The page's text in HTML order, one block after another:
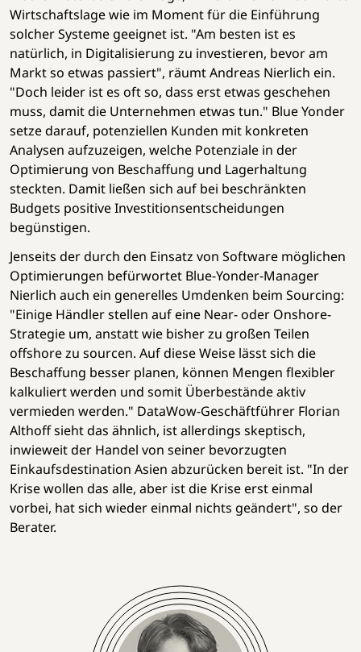
Wirtschaftslage wie im Moment für die Einführung
solcher Systeme geeignet ist. "Am besten ist es
natürlich, in Digitalisierung zu investieren, bevor am
Markt so etwas passiert", räumt Andreas Nierlich ein.
"Doch leider ist es oft so, dass erst etwas geschehen
muss, damit die Unternehmen etwas tun." Blue Yonder
setze darauf, potenziellen Kunden mit konkreten
Analysen aufzuzeigen, welche Potenziale in der
Optimierung von Beschaffung und Lagerhaltung
steckten. Damit ließen sich auf bei beschränkten
Budgets positive Investitionsentscheidungen
begünstigen.
Jenseits der durch den Einsatz von Software möglichen
Optimierungen befürwortet Blue-Yonder-Manager
Nierlich auch ein generelles Umdenken beim Sourcing:
"Einige Händler stellen auf eine Near- oder Onshore-
Strategie um, anstatt wie bisher zu großen Teilen
offshore zu sourcen. Auf diese Weise lässt sich die
Beschaffung besser planen, können Mengen flexibler
kalkuliert werden und somit Überbestände aktiv
vermieden werden." DataWow-Geschäftführer Florian
Althoff sieht das ähnlich, ist allerdings skeptisch,
inwieweit der Handel von seiner bevorzugten
Einkaufsdestination Asien abzurücken bereit ist. "In der
Krise wollen das alle, aber ist die Krise erst einmal
vorbei, hat sich wieder einmal nichts geändert", so der
Berater.